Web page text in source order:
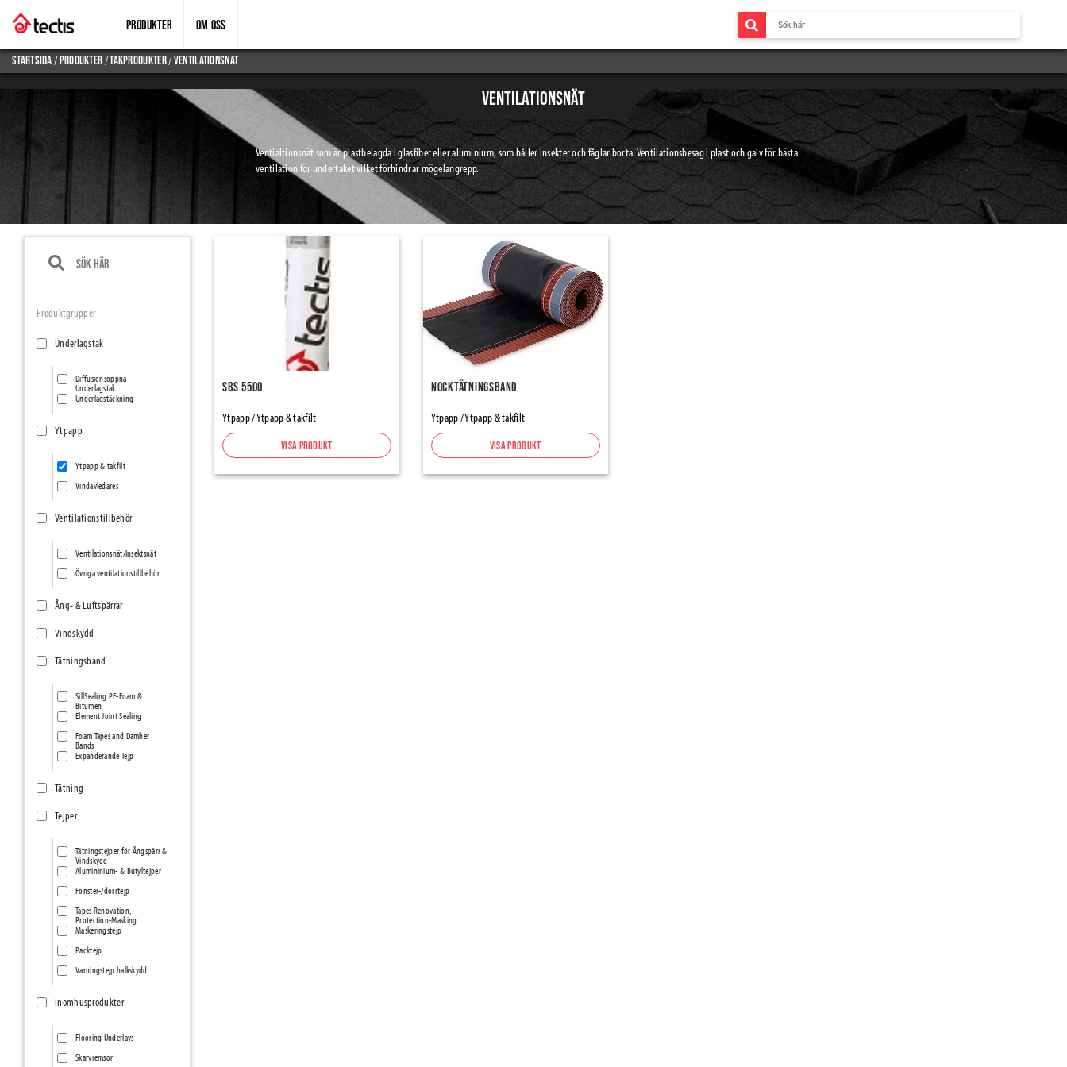
PRODUKTER OM OSS
Startsida/produkter/takprodukter/ventilationsnat
VENTILATIONSNÄT
Ventialtionsnät som är plastbelagda i glasfiber eller aluminium, som håller insekter och fåglar borta. Ventilationsbesag i plast och galv för bästa
ventilation för undertaket vilket förhindrar mögelangrepp.
Produktgrupper
Underlagstak
Diffusionsöppna
Underlagstak
Underlagstäckning
Ytpapp
Ytpapp & takfilt
Vindavledares
Ventilationstillbehör
Ventilationsnät/Insektsnät
Övriga ventilationstillbehör
Ång- & Luftspärrar
Vindskydd
Tätningsband
SillSealing PE-Foam &
Bitumen
Element Joint Sealing
Foam Tapes and Damber
Bands
Expanderande Tejp
Tätning
Tejper
Tätningstejper för Ångspärr &
Vindskydd
Alumininium- & Butyltejper
Fönster-/dörrtejp
Tapes Renovation,
Protection-Masking
Maskeringstejp
Packtejp
Varningstejp halkskydd
Inomhusprodukter
Flooring Underlays
Skarvremsor
SBS 5500
Ytpapp / Ytpapp & takfilt
Visa produkt
Nocktätningsband
Ytpapp / Ytpapp & takfilt
Visa produkt